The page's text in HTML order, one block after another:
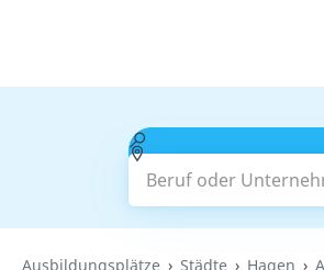
Beruf oder
Suchen
Ausbildungsplätze Städte Hagen